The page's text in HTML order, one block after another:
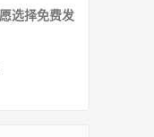
选择免费发